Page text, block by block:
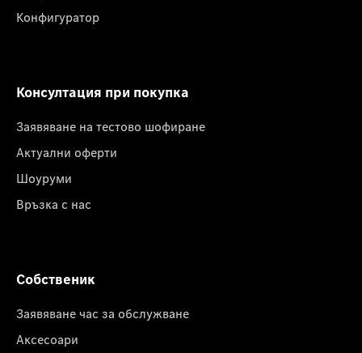
Конфигуратор
Консултация при покупка
Заявяване на тестово шофиране
Актуални оферти
Шоуруми
Връзка с нас
Собственик
Заявяване час за обслужване
Аксесоари